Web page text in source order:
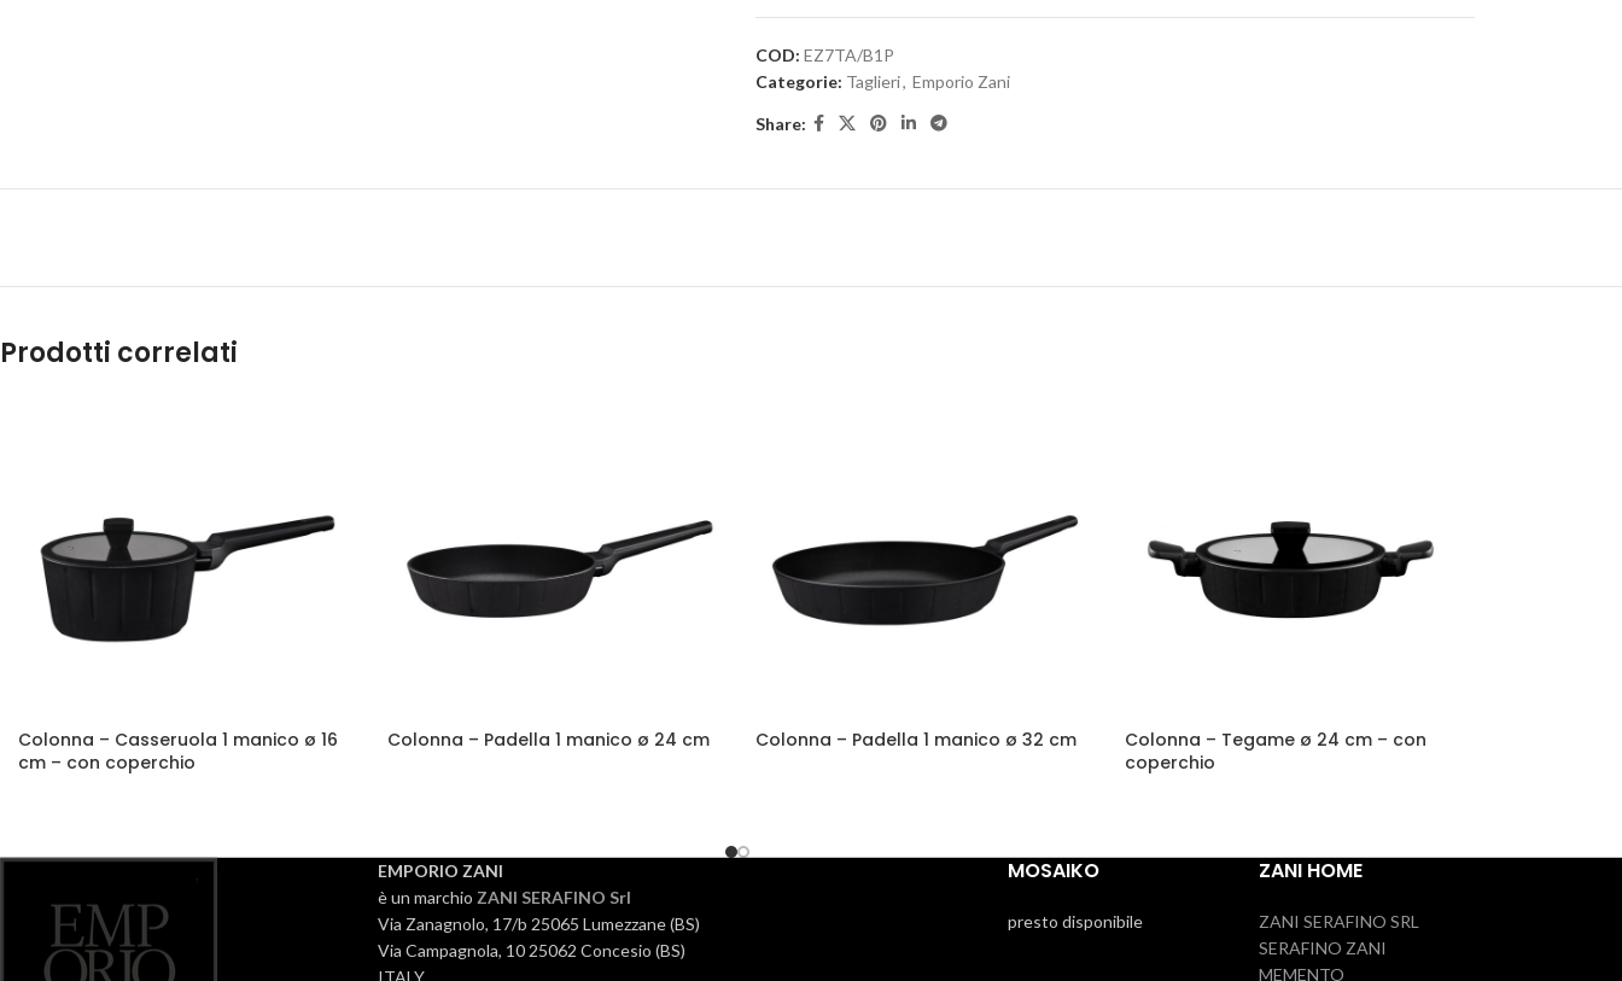
COD: EZ7TA/B1P
Categorie: Taglieri, Emporio Zani
Share:
Prodotti correlati
Colonna – Casseruola 1 manico ø 16
cm – con coperchio
Colonna – Padella 1 manico ø 24 cm Colonna – Padella 1 manico ø 32 cm
Colonna – Tegame ø 24 cm – con
coperchio
EMPORIO ZANI
è un marchio ZANI SERAFINO Srl
Via Zanagnolo, 17/b 25065 Lumezzane (BS)
Via Campagnola, 10 25062 Concesio (BS)
ITALY
MOSAIKO
presto disponibile
ZANI HOME
ZANI SERAFINO SRL
SERAFINO ZANI
MEMENTO